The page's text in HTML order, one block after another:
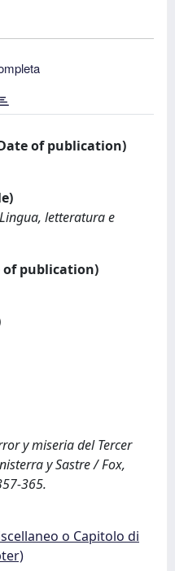
of publication)
letteratura e
of publication)
y miseria del Tercer
y Sastre / Fox,
365.
o Capitolo di